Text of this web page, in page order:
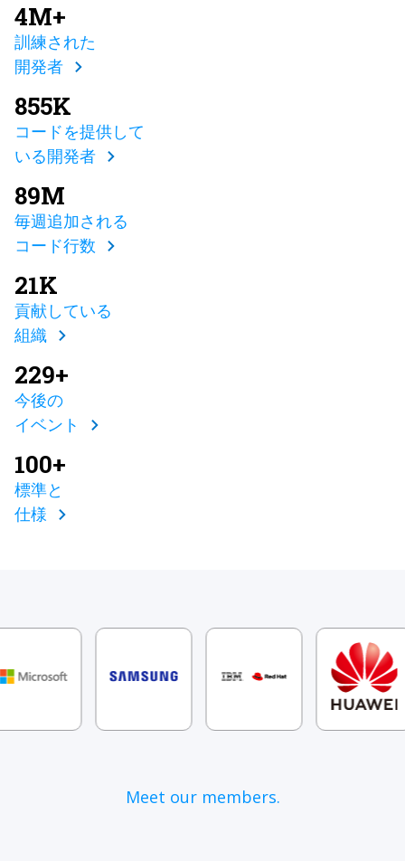
4M+
訓練された
開発者
855K
コードを提供して
いる開発者
89M
毎週追加される
コード行数
21K
貢献している
組織
229+
今後の
イベント
100+
標準と
仕様
Meet our members.